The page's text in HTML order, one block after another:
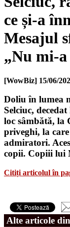
ce și-a
Mesajul
„Nu mi-
[WowBiz] 15/06/
Doliu în lumea
Selciuc,
loc sâmbătă, la
priveghi, la
admiratori.
copii. Copiii lui
Citiți articolul în
Alte articole